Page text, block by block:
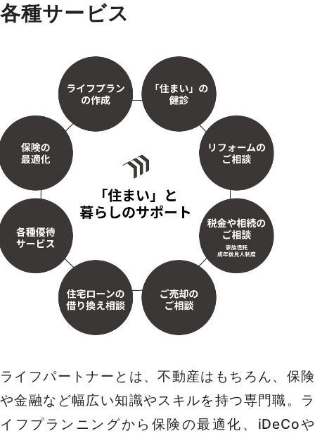
各種サービス
ライフパートナーとは、不動産はもちろん、保険
や金融など幅広い知識やスキルを持つ専門職。ラ
イフプランニングから保険の最適化、iDeCoや